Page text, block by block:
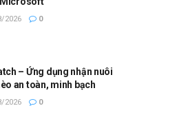
2026 0
– Ứng dụng nhận nuôi
an toàn, minh bạch
2026 0